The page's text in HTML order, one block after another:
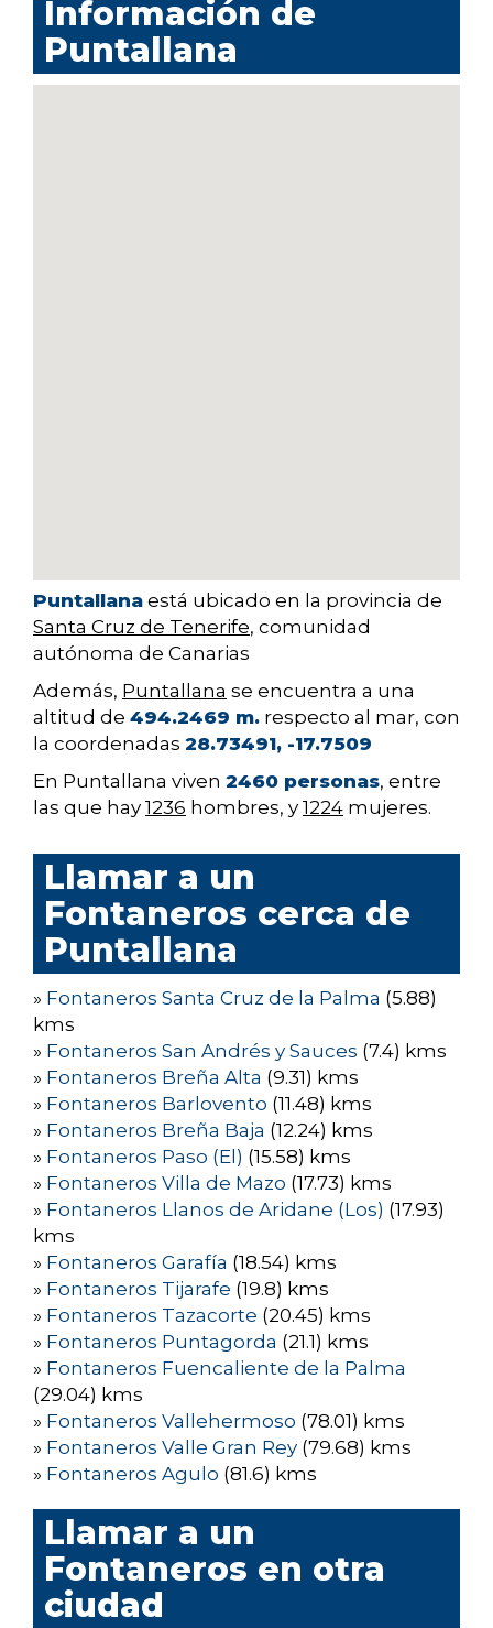
Información de
Puntallana
Puntallana está ubicado en la provincia de
Santa Cruz de Tenerife, comunidad
autónoma de Canarias
Además, Puntallana se encuentra a una
altitud de 494.2469 m. respecto al mar, con
la coordenadas 28.73491, -17.7509
En Puntallana viven 2460 personas, entre
las que hay 1236 hombres, y 1224 mujeres.
Llamar a un
Fontaneros cerca de
Puntallana
» Fontaneros Santa Cruz de la Palma (5.88)
kms
» Fontaneros San Andrés y Sauces (7.4) kms
» Fontaneros Breña Alta (9.31) kms
» Fontaneros Barlovento (11.48) kms
» Fontaneros Breña Baja (12.24) kms
» Fontaneros Paso (El) (15.58) kms
» Fontaneros Villa de Mazo (17.73) kms
» Fontaneros Llanos de Aridane (Los) (17.93)
kms
» Fontaneros Garafía (18.54) kms
» Fontaneros Tijarafe (19.8) kms
» Fontaneros Tazacorte (20.45) kms
» Fontaneros Puntagorda (21.1) kms
» Fontaneros Fuencaliente de la Palma
(29.04) kms
» Fontaneros Vallehermoso (78.01) kms
» Fontaneros Valle Gran Rey (79.68) kms
» Fontaneros Agulo (81.6) kms
Llamar a un
Fontaneros en otra
ciudad